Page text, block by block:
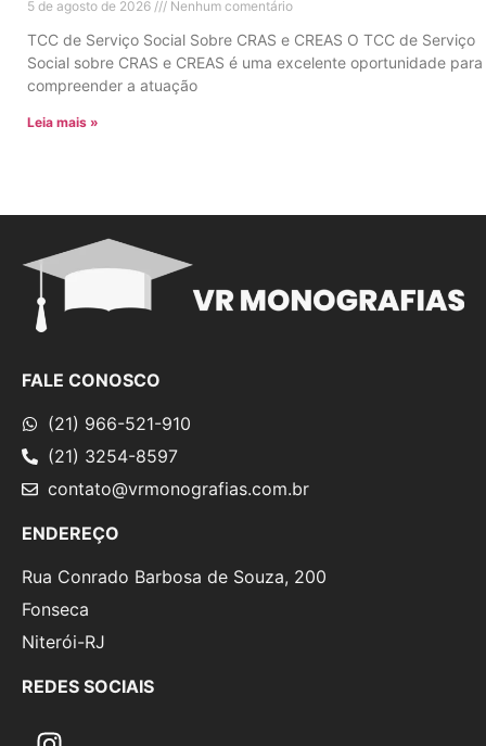
5 de agosto de 2026 Nenhum comentário
TCC de Serviço Social Sobre CRAS e CREAS O TCC de Serviço
Social sobre CRAS e CREAS é uma excelente oportunidade para
compreender a atuação
Leia mais »
FALE CONOSCO
(21) 966-521-910
(21) 3254-8597
contato@vrmonografias.com.br
ENDEREÇO
Rua Conrado Barbosa de Souza, 200
Fonseca
Niterói-RJ
REDES SOCIAIS